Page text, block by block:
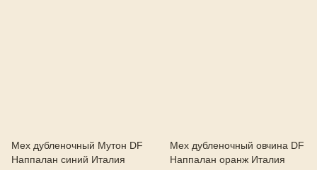
Мех дубленочный Мутон DF
Наппалан синий Италия
Мех дубленочный овчина DF
Наппалан оранж Италия